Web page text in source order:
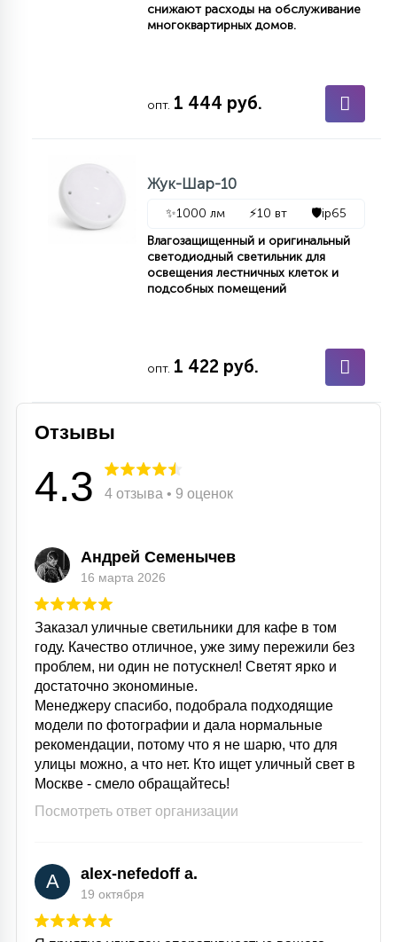
С УПРАВЛЕНИЕМ
АКСЕССУАРЫ
снижают расходы на обслуживание
многоквартирных домов.
опт. 1 444 руб.
Жук-Шар-10
✨1000 лм ⚡10 вт 🛡️ip65
Влагозащищенный и оригинальный
светодиодный светильник для
освещения лестничных клеток и
подсобных помещений
опт. 1 422 руб.
Отзывы
4.3 4 отзыва • 9 оценок
Андрей Семенычев
16 марта 2026
Заказал уличные светильники для кафе в том
году. Качество отличное, уже зиму пережили без
проблем, ни один не потускнел! Светят ярко и
достаточно экономиные.
Менеджеру спасибо, подобрала подходящие
модели по фотографии и дала нормальные
рекомендации, потому что я не шарю, что для
улицы можно, а что нет. Кто ищет уличный свет в
Москве - смело обращайтесь!
Посмотреть ответ организации
A alex-nefedoff a.
19 октября